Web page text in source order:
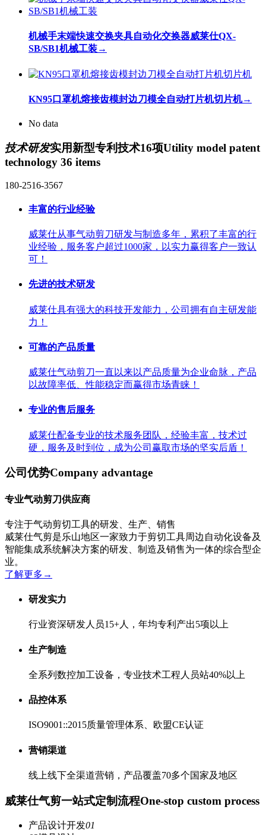
机械手末端快速交换夹具自动化交换器威莱仕QX-
SB/SB1机械工装→
KN95口罩机熔接齿模封边刀模全自动打片机切片机→
No data
技术研发实用新型专利技术16项Utility model patent
technology 36 items
180-2516-3567
丰富的行业经验
威莱仕从事气动剪刀研发与制造多年，累积了丰富的行
业经验，服务客户超过1000家，以实力赢得客户一致认
可！
先进的技术研发
威莱仕具有强大的科技开发能力，公司拥有自主研发能
力！
可靠的产品质量
威莱仕气动剪刀一直以来以产品质量为企业命脉，产品
以故障率低、性能稳定而赢得市场青睐！
专业的售后服务
威莱仕配备专业的技术服务团队，经验丰富，技术过
硬，服务及时到位，成为公司赢取市场的坚实后盾！
公司优势Company advantage
专业气动剪刀供应商
专注于气动剪切工具的研发、生产、销售
威莱仕气剪是乐山地区一家致力于剪切工具周边自动化设备及
智能集成系统解决方案的研发、制造及销售为一体的综合型企
业。
了解更多 →
研发实力
行业资深研发人员15+人，年均专利产出5项以上
生产制造
全系列数控加工设备，专业技术工程人员站40%以上
品控体系
ISO9001::2015质量管理体系、欧盟CE认证
营销渠道
线上线下全渠道营销，产品覆盖70多个国家及地区
威莱仕气剪一站式定制流程One-stop custom process
产品设计开发01